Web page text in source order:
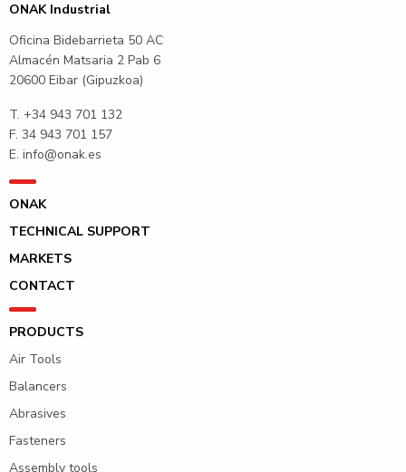
ONAK Industrial
Oficina Bidebarrieta 50 AC
Almacén Matsaria 2 Pab 6
20600 Eibar (Gipuzkoa)
T. +34 943 701 132
F. 34 943 701 157
E. info@onak.es
ONAK
TECHNICAL SUPPORT
MARKETS
CONTACT
PRODUCTS
Air Tools
Balancers
Abrasives
Fasteners
Assembly tools